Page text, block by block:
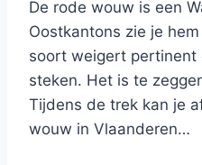
De rode wouw is een
Oostkantons zie je
soort weigert pertinent
steken. Het is te
Tijdens de trek kan je
wouw in Vlaanderen…